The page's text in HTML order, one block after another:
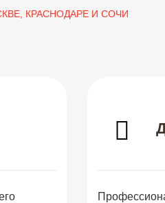
КРАСНОДАРЕ И СОЧИ